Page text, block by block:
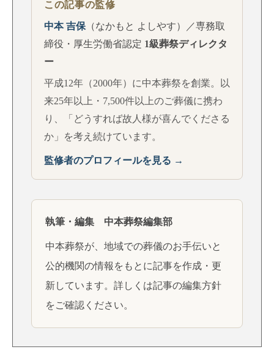
この記事の監修
中本 吉保 （なかもと よしやす）／専務取
締役・厚生労働省認定 1級葬祭ディレクタ
ー
平成12年（2000年）に中本葬祭を創業。以
来25年以上・7,500件以上のご葬儀に携わ
り、「どうすれば故人様が喜んでくださる
か」を考え続けています。
監修者のプロフィールを見る →
執筆・編集 中本葬祭編集部
中本葬祭が、地域での葬儀のお手伝いと
公的機関の情報をもとに記事を作成・更
新しています。詳しくは記事の編集方針
をご確認ください。